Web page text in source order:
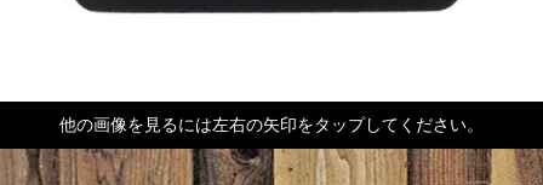
他の画像を見るには左右の矢印をタップしてください。